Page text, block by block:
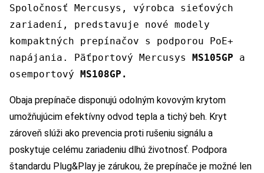
Spoločnosť Mercusys, výrobca sieťových
zariadení, predstavuje nové modely
kompaktných prepínačov s podporou PoE+
napájania. Päťportový Mercusys MS105GP a
osemportový MS108GP.
Obaja prepínače disponujú odolným kovovým krytom
umožňujúcim efektívny odvod tepla a tichý beh. Kryt
zároveň slúži ako prevencia proti rušeniu signálu a
poskytuje celému zariadeniu dlhú životnosť. Podpora
štandardu Plug&Play je zárukou, že prepínače je možné len